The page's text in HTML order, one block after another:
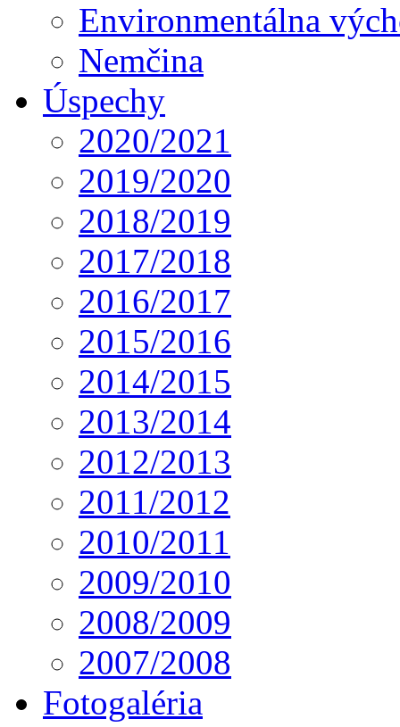
Environmentálna
Nemčina
Úspechy
2020/2021
2019/2020
2018/2019
2017/2018
2016/2017
2015/2016
2014/2015
2013/2014
2012/2013
2011/2012
2010/2011
2009/2010
2008/2009
2007/2008
Fotogaléria